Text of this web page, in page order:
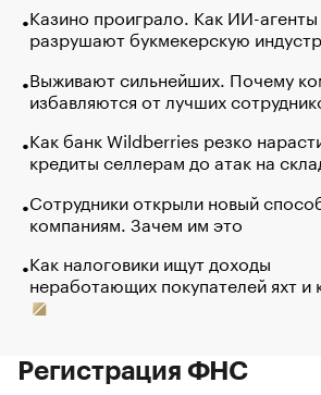
Казино проиграло. Как ИИ-агенты
разрушают букмекерскую
Выживают сильнейших. Почему
избавляются от лучших
Как банк Wildberries резко
кредиты селлерам до атак на
Сотрудники открыли новый
компаниям. Зачем им это
Как налоговики ищут доходы
неработающих покупателей яхт и
Регистрация ФНС